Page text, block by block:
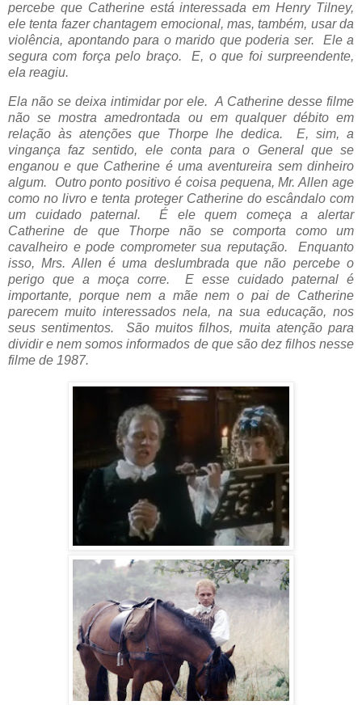
percebe que Catherine está interessada em Henry Tilney,
ele tenta fazer chantagem emocional, mas, também, usar da
violência, apontando para o marido que poderia ser. Ele a
segura com força pelo braço. E, o que foi surpreendente,
ela reagiu.
Ela não se deixa intimidar por ele. A Catherine desse filme
não se mostra amedrontada ou em qualquer débito em
relação às atenções que Thorpe lhe dedica. E, sim, a
vingança faz sentido, ele conta para o General que se
enganou e que Catherine é uma aventureira sem dinheiro
algum. Outro ponto positivo é coisa pequena, Mr. Allen age
como no livro e tenta proteger Catherine do escândalo com
um cuidado paternal. É ele quem começa a alertar
Catherine de que Thorpe não se comporta como um
cavalheiro e pode comprometer sua reputação. Enquanto
isso, Mrs. Allen é uma deslumbrada que não percebe o
perigo que a moça corre. E esse cuidado paternal é
importante, porque nem a mãe nem o pai de Catherine
parecem muito interessados nela, na sua educação, nos
seus sentimentos. São muitos filhos, muita atenção para
dividir e nem somos informados de que são dez filhos nesse
filme de 1987.